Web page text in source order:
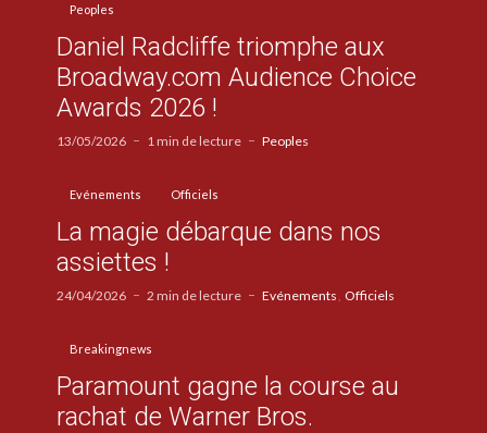
Peoples
Daniel Radcliffe triomphe aux
Broadway.com Audience Choice
Awards 2026 !
13/05/2026 1 min de lecture Peoples
Evénements Officiels
La magie débarque dans nos
assiettes !
24/04/2026 2 min de lecture Evénements Officiels
Breakingnews
Paramount gagne la course au
rachat de Warner Bros.